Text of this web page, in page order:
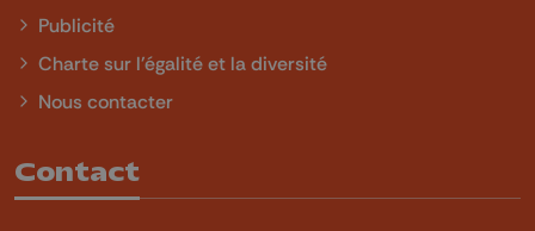
Publicité
Charte sur l'égalité et la diversité
Nous contacter
Contact